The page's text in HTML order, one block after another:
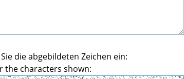
die abgebildeten Zeichen ein:
the characters shown: